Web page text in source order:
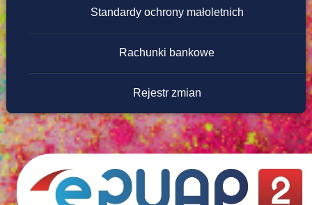
Standardy ochrony małoletnich
Rachunki bankowe
Rejestr zmian